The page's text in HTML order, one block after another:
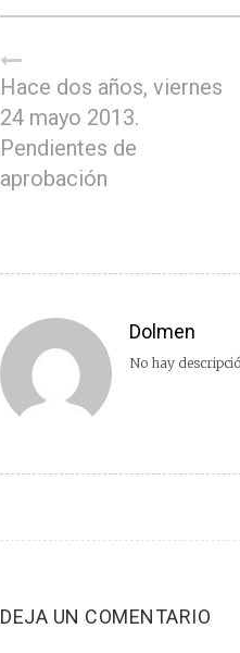
Hace dos años, viernes
24 mayo 2013.
Pendientes de
aprobación
Dolmen
No hay
DEJA UN COMENTARIO